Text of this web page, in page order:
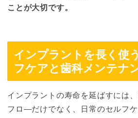
ことが大切です。
インプラントを長く使
フケアと歯科メンテナ
インプラントの寿命を延ばすには
フロ―だけでなく、日常のセルフケ